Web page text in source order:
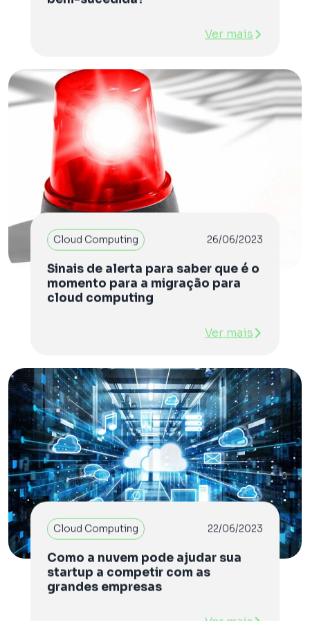
Ver mais
Cloud Computing 26/06/2023
Sinais de alerta para saber que é o
momento para a migração para
cloud computing
Ver mais
Cloud Computing 22/06/2023
Como a nuvem pode ajudar sua
startup a competir com as
grandes empresas